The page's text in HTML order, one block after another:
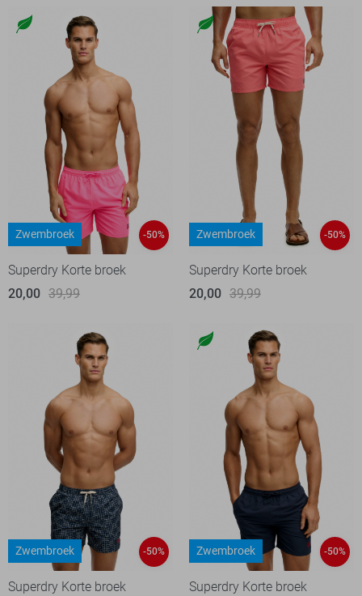
Zwembroek -50%
Superdry Korte broek
20,00 39,99
Zwembroek -50%
Superdry Korte broek
20,00 39,99
Zwembroek -50%
Superdry Korte broek
Zwembroek -50%
Superdry Korte broek